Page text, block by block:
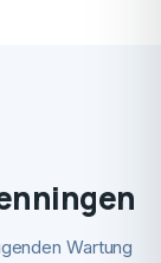
Wartung